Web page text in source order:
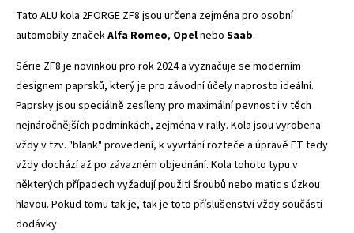
Tato ALU kola 2FORGE ZF8 jsou určena zejména pro osobní
automobily značekAlfa Romeo, Opelnebo Saab.
Série ZF8 je novinkou pro rok 2024 a vyznačuje se moderním
designem paprsků, který je pro závodní účely naprosto ideální.
Paprsky jsou speciálně zesíleny pro maximální pevnost i v těch
nejnáročnějších podmínkách, zejména v rally. Kola jsou vyrobena
vždy v tzv. "blank" provedení, k vyvrtání rozteče a úpravě ET tedy
vždy dochází až po závazném objednání. Kola tohoto typu v
některých případech vyžadují použití šroubů nebo matic s úzkou
hlavou. Pokud tomu tak je, tak je toto příslušenství vždy součástí
dodávky.